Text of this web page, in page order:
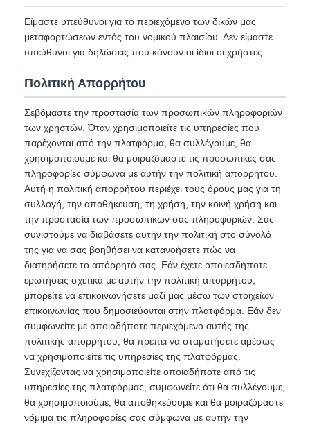
Είμαστε υπεύθυνοι για το περιεχόμενο των δικών μας
μεταφορτώσεων εντός του νομικού πλαισίου. Δεν είμαστε
υπεύθυνοι για δηλώσεις που κάνουν οι ίδιοι οι χρήστες.
Πολιτική Απορρήτου
Σεβόμαστε την προστασία των προσωπικών πληροφοριών
των χρηστών. Όταν χρησιμοποιείτε τις υπηρεσίες που
παρέχονται από την πλατφόρμα, θα συλλέγουμε, θα
χρησιμοποιούμε και θα μοιραζόμαστε τις προσωπικές σας
πληροφορίες σύμφωνα με αυτήν την πολιτική απορρήτου.
Αυτή η πολιτική απορρήτου περιέχει τους όρους μας για τη
συλλογή, την αποθήκευση, τη χρήση, την κοινή χρήση και
την προστασία των προσωπικών σας πληροφοριών. Σας
συνιστούμε να διαβάσετε αυτήν την πολιτική στο σύνολό
της για να σας βοηθήσει να κατανοήσετε πώς να
διατηρήσετε το απόρρητό σας. Εάν έχετε οποιεσδήποτε
ερωτήσεις σχετικά με αυτήν την πολιτική απορρήτου,
μπορείτε να επικοινωνήσετε μαζί μας μέσω των στοιχείων
επικοινωνίας που δημοσιεύονται στην πλατφόρμα. Εάν δεν
συμφωνείτε με οποιοδήποτε περιεχόμενο αυτής της
πολιτικής απορρήτου, θα πρέπει να σταματήσετε αμέσως
να χρησιμοποιείτε τις υπηρεσίες της πλατφόρμας.
Συνεχίζοντας να χρησιμοποιείτε οποιαδήποτε από τις
υπηρεσίες της πλατφόρμας, συμφωνείτε ότι θα συλλέγουμε,
θα χρησιμοποιούμε, θα αποθηκεύουμε και θα μοιραζόμαστε
νόμιμα τις πληροφορίες σας σύμφωνα με αυτήν την